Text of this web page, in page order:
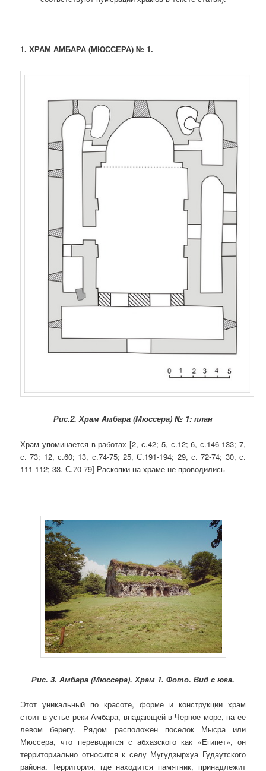
1.ХРАМ АМБАРА (МЮССЕРА) № 1.
Рис.2. Храм Амбара (Мюссера) № 1: план
Храм упоминается в работах [2, с.42; 5, с.12; 6, с.146-133; 7,
с. 73; 12, с.60; 13, с.74-75; 25, С.191-194; 29, с. 72-74; 30, с.
111-112; 33. С.70-79] Раскопки на храме не проводились
Рис. 3. Амбара (Мюссера). Храм 1. Фото. Вид с юга.
Этот уникальный по красоте, форме и конструкции храм
стоит в устье реки Амбара, впадающей в Черное море, на ее
левом берегу. Рядом расположен поселок Мысра или
Мюссера, что переводится с абхазского как «Египет», он
территориально относится к селу Мугудзырхуа Гудаутского
района. Территория, где находится памятник, принадлежит